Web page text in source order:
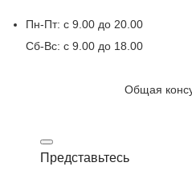
Пн-Пт: с 9.00 до 20.00
Сб-Вс: с 9.00 до 18.00
Общая
Представьтесь